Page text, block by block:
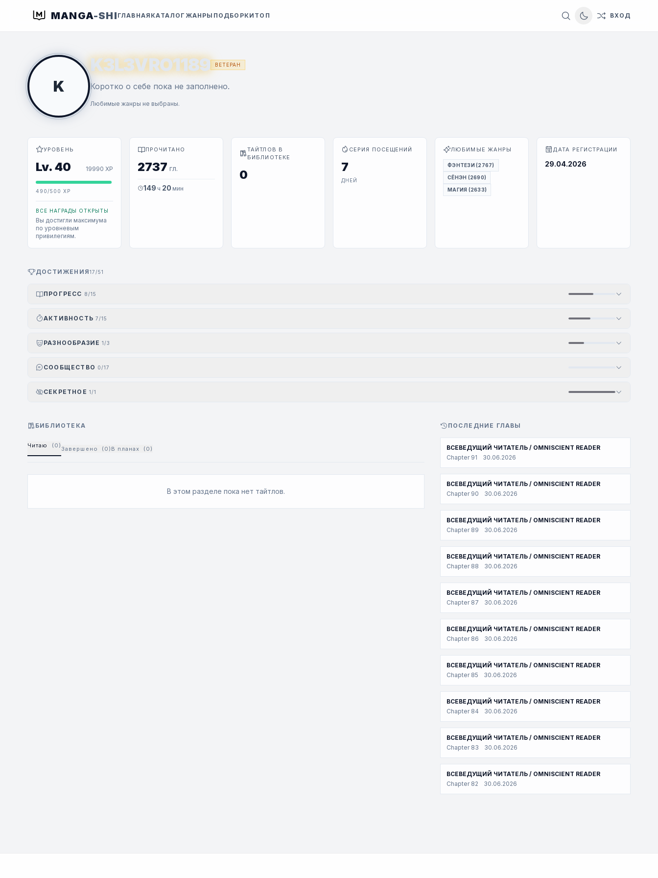
MANGA-SHI ГЛАВНАЯ КАТАЛОГ ЖАНРЫ ПОДБОРКИ ТОП Switch to dark
ВХОД
K
K3L3VRO1189 ВЕТЕРАН
Коротко о себе пока не заполнено.
Любимые жанры не выбраны.
УРОВЕНЬ
Lv. 40 19990 XP
490/500 XP
ВСЕ НАГРАДЫ ОТКРЫТЫ
Вы достигли максимума
по уровневым
привилегиям.
ПРОЧИТАНО
2737 гл.
149 ч 20 мин
ТАЙТЛОВ В
БИБЛИОТЕКЕ
0
СЕРИЯ ПОСЕЩЕНИЙ
7
ДНЕЙ
ЛЮБИМЫЕ ЖАНРЫ
ФЭНТЕЗИ (2767)
СЁНЭН (2690)
МАГИЯ (2633)
ДАТА РЕГИСТРАЦИИ
29.04.2026
ДОСТИЖЕНИЯ17/51
ПРОГРЕСС 8/15
АКТИВНОСТЬ 7/15
РАЗНООБРАЗИЕ 1/3
СООБЩЕСТВО 0/17
СЕКРЕТНОЕ 1/1
БИБЛИОТЕКА
Читаю (0) Завершено (0) В планах (0)
В этом разделе пока нет тайтлов.
ПОСЛЕДНИЕ ГЛАВЫ
ВСЕВЕДУЩИЙ ЧИТАТЕЛЬ / OMNISCIENT READER
Chapter 91
30.06.2026
ВСЕВЕДУЩИЙ ЧИТАТЕЛЬ / OMNISCIENT READER
Chapter 90
30.06.2026
ВСЕВЕДУЩИЙ ЧИТАТЕЛЬ / OMNISCIENT READER
Chapter 89
30.06.2026
ВСЕВЕДУЩИЙ ЧИТАТЕЛЬ / OMNISCIENT READER
Chapter 88
30.06.2026
ВСЕВЕДУЩИЙ ЧИТАТЕЛЬ / OMNISCIENT READER
Chapter 87
30.06.2026
ВСЕВЕДУЩИЙ ЧИТАТЕЛЬ / OMNISCIENT READER
Chapter 86
30.06.2026
ВСЕВЕДУЩИЙ ЧИТАТЕЛЬ / OMNISCIENT READER
Chapter 85
30.06.2026
ВСЕВЕДУЩИЙ ЧИТАТЕЛЬ / OMNISCIENT READER
Chapter 84
30.06.2026
ВСЕВЕДУЩИЙ ЧИТАТЕЛЬ / OMNISCIENT READER
Chapter 83
30.06.2026
ВСЕВЕДУЩИЙ ЧИТАТЕЛЬ / OMNISCIENT READER
Chapter 82
30.06.2026